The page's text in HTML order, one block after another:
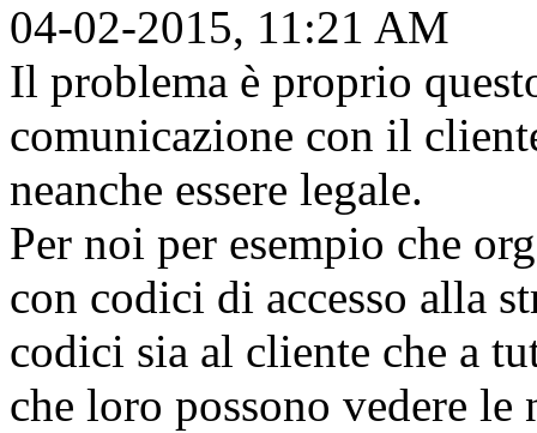
04-02-2015, 11:21 AM
Il problema è proprio
comunicazione con il
neanche essere legale.
Per noi per esempio che
con codici di accesso alla
codici sia al cliente che a
che loro possono vedere le